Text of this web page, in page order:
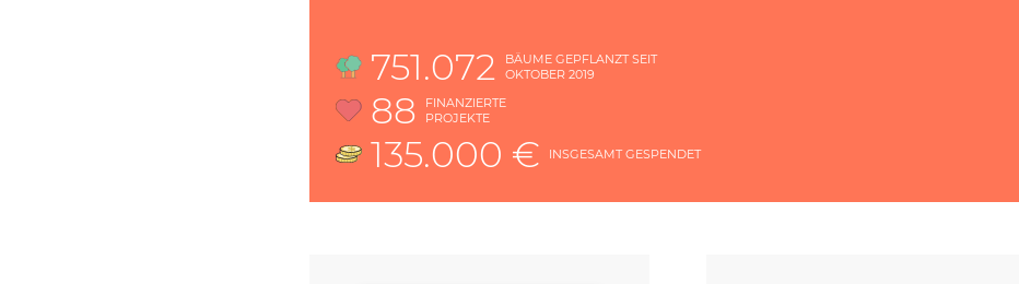
751.072
BÄUME GEPFLANZT SEIT
OKTOBER 2019
88
FINANZIERTE
PROJEKTE
135.000 € INSGESAMT GESPENDET